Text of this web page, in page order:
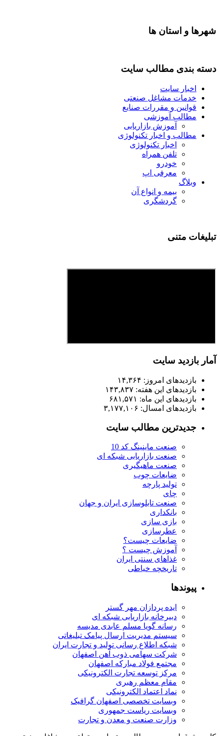
شهرها و استان ها
دسته بندی مطالب سایت
اخبار سایت
خدمات مشاغل صنعتی
قوانین و مقررات صنایع
مطالب آموزشی
آموزش بازاریابی
مطالب و اخبار تکنولوژی
اخبار تکنولوژی
تلفن همراه
خودرو
معرفی اپ
وبلاگ
بیمه و انواع آن
گردشگری
تبلیغات متنی
آمار بازدید سایت
بازدیدهای امروز: ۱۴,۳۶۴
بازدیدهای این هفته: ۱۴۳,۸۳۷
بازدیدهای این ماه: ۶۸۱,۵۷۱
بازدیدهای امسال: ۳,۱۷۷,۱۰۶
جدیدترین مطالب سایت
صنعت ماینینگ کد 10
صنعت بازاریابی شبکه ای
صنعت ماهیگیری
ضایعات چوب
تولید پارچه
چای
صنعت تابلوسازی ایران و جهان
بانکداری
بازی سازی
عطرسازی
ضایعات چیست؟
آموزش چیست ؟
غذاهای سنتی ایران
تاریخچه خیاطی
پیوندها
ایده پردازان مهر گستر
دبیرخانه بازاریابی شبکه ای
رسانه گویا مسلم عابدی مدیسه
سیستم مدیریت ارسال پیامک تبلیغاتی
شبکه اطلاع رسانی تولید و تجارت ایران
شرکت سهامی ذوب آهن اصفهان
مجتمع فولاد مبارکه اصفهان
مرکز توسعه تجارت الکترونیکی
مقام معظم رهبری
نماد اعتماد الکترونیکی
وبسایت تخصصی اصفهان گرافیک
وبسایت ریاست جمهوری
وزارت صنعت و معدن و تجارت